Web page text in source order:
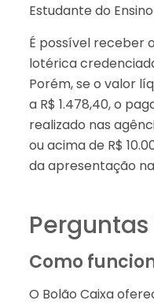
Estudante do
É possível receber
lotérica
Porém, se o valor
a R$ 1.478,40, o
realizado nas
ou acima de R$
da apresentação
Como
O Bolão Caixa